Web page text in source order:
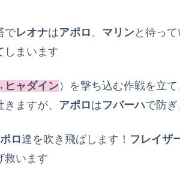
でレオナはアポロ 、 マリンと待っ
しまいます
ヒャダイン）を撃ち込む作戦を立て
ますが、 アポロはフバーハで防ぎ
ロ達を吹き飛ばします！ フレイザ
救います